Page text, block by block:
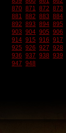
870 871 872 873
881 882 883 884
892 893 894 895
903 904 905 906
914 915 916 917
925 926 927 928
936 937 938 939
947 948